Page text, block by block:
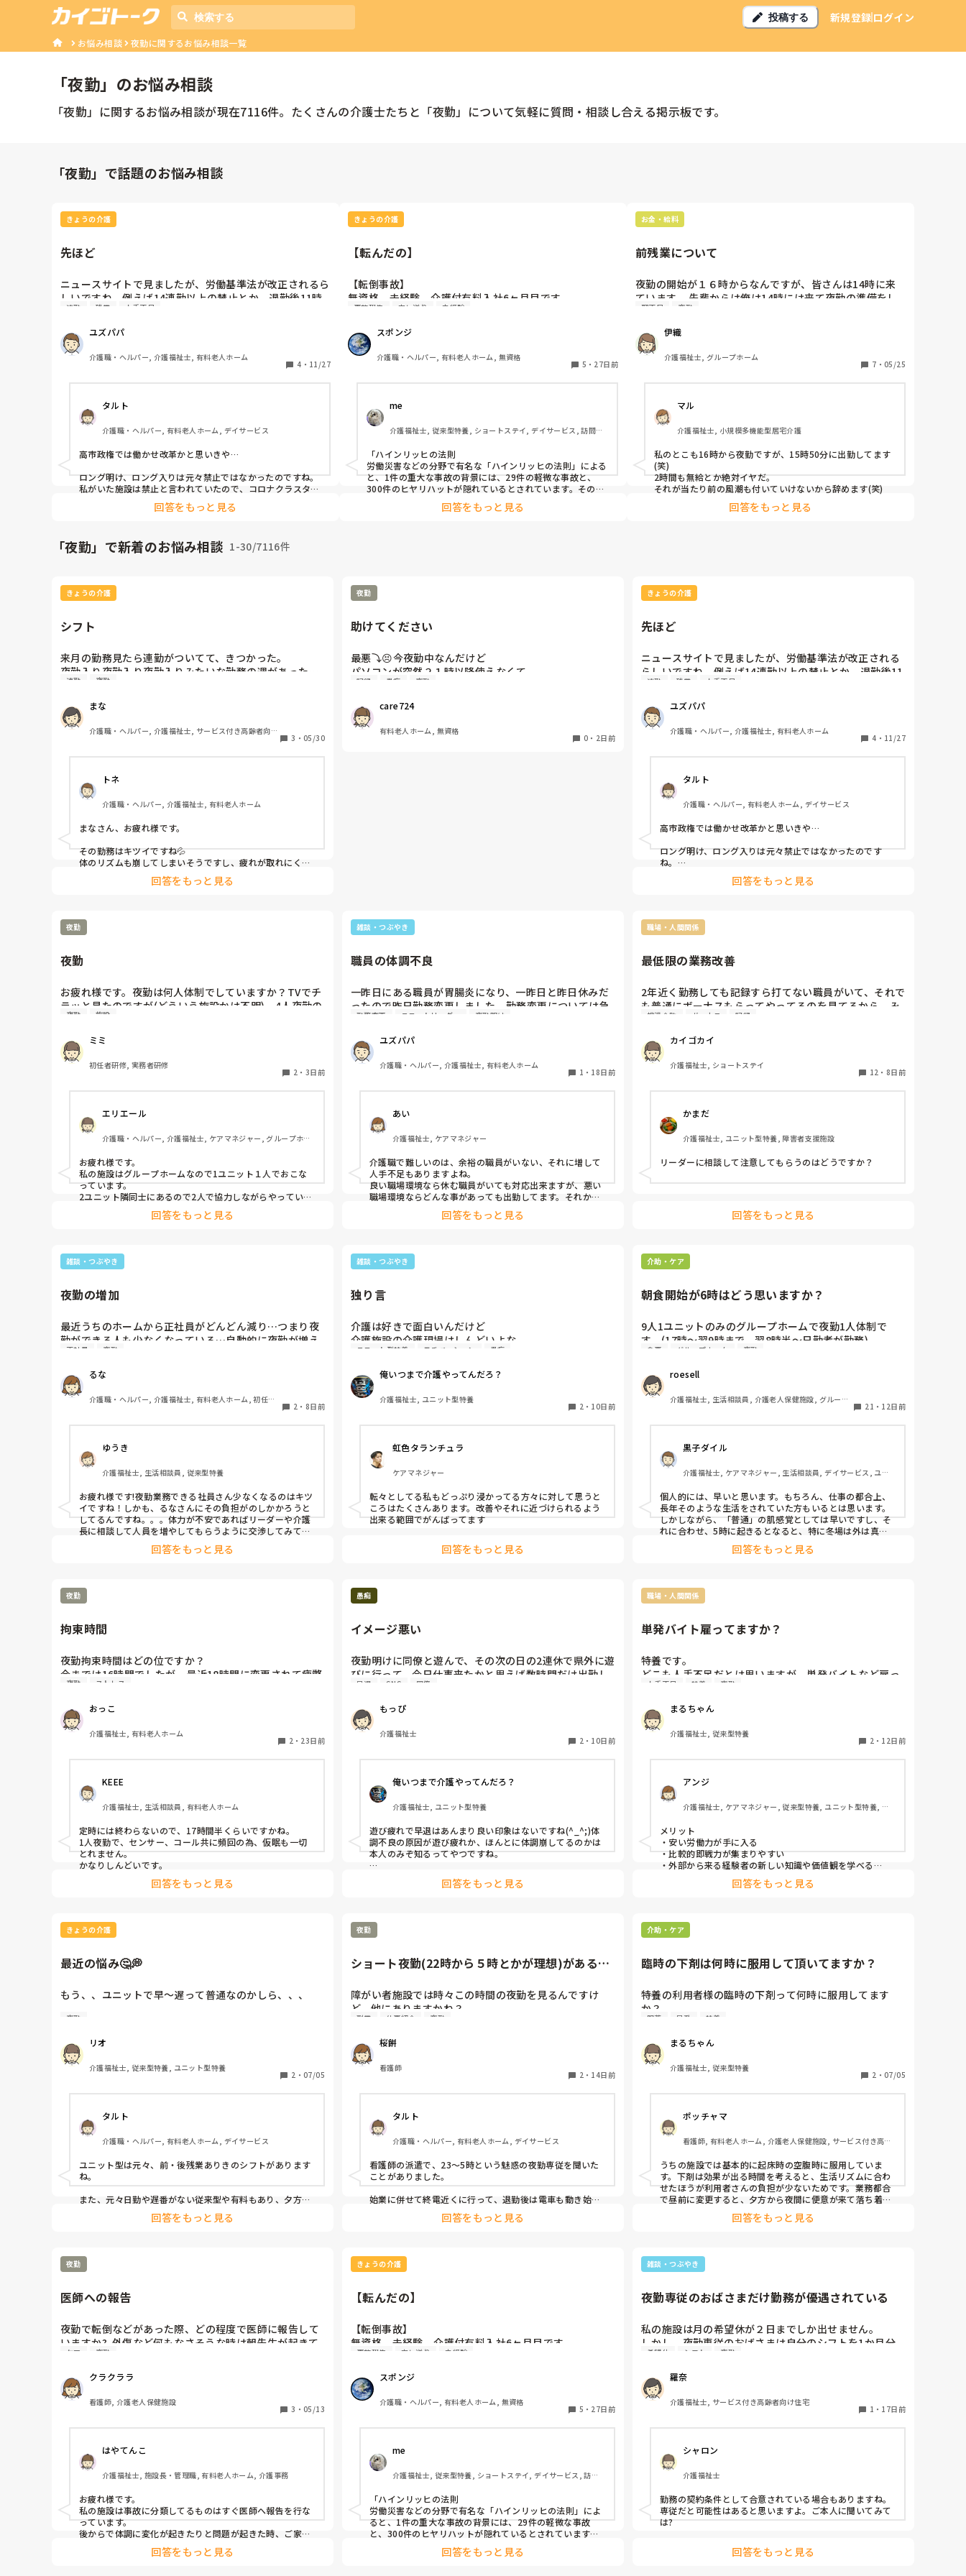
投稿する 新規登録ログイン
お悩み相談 夜勤に関するお悩み相談一覧
「夜勤」のお悩み相談
「夜勤」に関するお悩み相談が現在7116件。たくさんの介護士たちと「夜勤」について気軽に質問・相談し合える掲示板です。
「夜勤」で話題のお悩み相談
きょうの介護
先ほど
ニュースサイトで見ましたが、労働基準法が改正されるら
しいですね。例えば14連勤以上の禁止とか、退勤後11時
人手不足で残業だらけなので、退勤後より次の勤務開始ま
で11時間も開かない日もあります。例えば22時〜８時ま
でのショート夜勤で９時半くらいまで残業し、そこから帰
ってだと夜出勤まで７時間くらいしか休めないし10時〜
19時までで21時まで残業すると半日後にはまたここにい
ど、ビミョーですね
連勤 残業 人手不足
ユズパパ
介護職・ヘルパー, 介護福祉士, 有料老人ホーム
4 ・ 11/27
タルト
介護職・ヘルパー, 有料老人ホーム, デイサービス
高市政権では働かせ改革かと思いきや…
ロング明け、ロング入りは元々禁止ではなかったのですね。
私がいた施設は禁止と言われていたので、コロナクラスター
の時のみやってて、通常は問題なかったのですが、どこの施
設もよくやってますよね。
また、遅番22時→早番7時、日勤8時なんてよくあります
し…
運送業者も働かせ改革でもっと走れるとかニュースでやって
たような…
国がやることは現場に則してないですよね。
回答をもっと見る
きょうの介護
【転んだの】
【転倒事故】
無資格、未経験。介護付有料入社6ヶ月目です。
移動時のみ車椅子でほぼ自立の方がいるのですがこの間夜
勤中にトイレからコールがあり伺うと便器と車椅子の間で
尻もちをついて転倒されておりました。【転んだの】と一
言。結果経過観察の指示。
朝事務所が来た際に色んなことを聞かれました。
僕は悪くないことを自分自身でもわかっているのですが尋
問されてる気分になり少し疲れました。
事故が起きる度に罪悪感だったり責任だったり、休みの日
に急変してないかなど不安になります。
あとは外傷などで自分が気付けていなかった箇所などあっ
です🙏！
事故報告 申し送り 未経験
スポンジ
介護職・ヘルパー, 有料老人ホーム, 無資格
5 ・ 27日前
me
介護福祉士, 従来型特養, ショートステイ, デイサービス, 訪問介
「ハインリッヒの法則
労働災害などの分野で有名な「ハインリッヒの法則」による
と、1件の重大な事故の背景には、29件の軽微な事故と、
300件のヒヤリハットが隠れているとされています。そのた
め、ヒヤリハットを早期に把握・共有して改善を行うこと
が、重大事故を防ぐための鍵となります。」
回答をもっと見る
お金・給料
前残業について
夜勤の開始が１６時からなんですが、皆さんは14時に来
ています。 先輩からは俺は14時には来て夜勤の準備をし
確かに１６時の出社には回らないです。
それって無給なんけど、従うべきだと思います？
理不尽 夜勤
伊織
介護福祉士, グループホーム
7 ・ 05/25
マル
介護福祉士, 小規模多機能型居宅介護
私のとこも16時から夜勤ですが、15時50分に出勤してます
(笑)
2時間も無給とか絶対イヤだ。
それが当たり前の風潮も付いていけないから辞めます(笑)
回答をもっと見る
「夜勤」で新着のお悩み相談 1-30/7116件
きょうの介護
シフト
来月の勤務見たら連勤がついてて、きつかった。
夜勤入り夜勤入り夜勤入りみたいな勤務の週があった…
連勤 夜勤
まな
介護職・ヘルパー, 介護福祉士, サービス付き高齢者向け
3 ・ 05/30
トネ
介護職・ヘルパー, 介護福祉士, 有料老人ホーム
まなさん、お疲れ様です。
その勤務はキツイですね💦
体のリズムも崩してしまいそうですし、疲れが取れにくそ
人手不足からの勤務とは思いますが、結構なハードスケジ
倒れないように、程々で頑張って下さい💪
回答をもっと見る
夜勤
助けてください
最悪⤵️😣今夜勤中なんだけど
パソコンが突然２１時以降使えなくて
全然回復しない。ノート型パソコンで記録打ち込み出来
たからよかった。明日朝早急に事務所に報告しなきゃ😭
記録 愚痴 夜勤
care724
有料老人ホーム, 無資格
0 ・ 2日前
きょうの介護
先ほど
ニュースサイトで見ましたが、労働基準法が改正される
らしいですね。例えば14連勤以上の禁止とか、退勤後11
設は人手不足で残業だらけなので、退勤後より次の勤務
開始まで11時間も開かない日もあります。例えば22時〜
８時までのショート夜勤で９時半くらいまで残業し、そ
こから帰ってだと夜出勤まで７時間くらいしか休めない
し10時〜19時までで21時まで残業すると半日後にはまた
ーフですけど、ビミョーですね
連勤 残業 人手不足
ユズパパ
介護職・ヘルパー, 介護福祉士, 有料老人ホーム
4 ・ 11/27
タルト
介護職・ヘルパー, 有料老人ホーム, デイサービス
高市政権では働かせ改革かと思いきや…
ロング明け、ロング入りは元々禁止ではなかったのです
ね。
私がいた施設は禁止と言われていたので、コロナクラスタ
ーの時のみやってて、通常は問題なかったのですが、どこ
また、遅番22時→早番7時、日勤8時なんてよくあります
ますますシフトが回らなくなるかもしれませんね。
てたような…
国がやることは現場に則してないですよね。
回答をもっと見る
夜勤
夜勤
お疲れ様です。夜勤は何人体制でしていますか？TVでチ
ラッと見たのですが(どういう施設かは不明)、4人夜勤の
夜勤 施設
ミミ
初任者研修, 実務者研修
2 ・ 3日前
エリエール
介護職・ヘルパー, 介護福祉士, ケアマネジャー, グループホー
お疲れ様です。
私の施設はグループホームなので1ユニット１人でおこな
っています。
2ユニット隣同士にあるので2人で協力しながらやっていま
回答をもっと見る
雑談・つぶやき
職員の体調不良
一昨日にある職員が胃腸炎になり、一昨日と昨日休みだ
ったので昨日勤務変更しました。勤務変更については急
です。ただ今の施設がショート夜勤であり該当職員は今
日夜勤で明日明けで帰った夜にまた夜勤。病み上がりで
それじゃキツいだろうと思って該当職員から電話きたら
変わるとリーダーに言ってあったんですが…。その人の
体調とか大丈夫だろうか…⁇
勤務変更 ユニットリーダー 夜勤明け
ユズパパ
介護職・ヘルパー, 介護福祉士, 有料老人ホーム
1 ・ 18日前
あい
介護福祉士, ケアマネジャー
介護職で難しいのは、余裕の職員がいない、それに増して
人手不足もありますよね。
良い職場環境なら休む職員がいても対応出来ますが、悪い
職場環境ならどんな事があっても出勤してます。それか
ら、心身壊れて辞めて行く。
話しは違いますが、介護現場って世間で言われているより
回答をもっと見る
職場・人間関係
最低限の業務改善
2年近く勤務しても記録すら打てない職員がいて、それで
も普通にボーナスもらってやってるのを見てるから、み
と、オムツの在庫もない、段ボールのゴミは積み上がっ
たまま、手袋の在庫もない。排泄介助もしないまま退勤
してる。とかそんな感じになってきた。もちろん髭剃り
も爪切りもしてない。
これどうしたら改善されると思いますか？？
排泄介助 ボーナス 記録
カイゴカイ
介護福祉士, ショートステイ
12 ・ 8日前
かまだ
介護福祉士, ユニット型特養, 障害者支援施設
リーダーに相談して注意してもらうのはどうですか？
回答をもっと見る
雑談・つぶやき
夜勤の増加
最近うちのホームから正社員がどんどん減り…つまり夜
勤ができる人も少なくなっている…自動的に夜勤が増え
どうか…
正社員 夜勤
るな
介護職・ヘルパー, 介護福祉士, 有料老人ホーム, 初任者
2 ・ 8日前
ゆうき
介護福祉士, 生活相談員, 従来型特養
お疲れ様です!夜勤業務できる社員さん少なくなるのはキツ
イですね！しかも、るなさんにその負担がのしかかろうと
してるんですね。。。体力が不安であればリーダーや介護
長に相談して人員を増やしてもらうように交渉してみては
回答をもっと見る
雑談・つぶやき
独り言
介護は好きで面白いんだけど
介護施設の介護現場はしんどいよな。
最近夜勤がもうほんとにやりたくない。
普通に夜寝たい。
でも夜勤やらないと常勤にはなれないし、給料も下が
毎日風呂とレクあってめんどくさそう。笑
最近仕事のモチベがほんとにない。
無難に事故なく淡々と仕事こなせればいいやって感じに
なってきてしまったな。
なかなかにやばいよな。あれ？なんかこの施設変かも？
ってちょこちょこ思う。
この施設にどっぷり浸かってる職員は違和感はなく、俺
と同じように転職してきた職員は違和感を感じるってや
視野狭いなぁと思ったり、なんか意見してもめんどくさ
くなるから黙っとこってなったり。
ユニット型特養 モチベーション 愚痴
俺いつまで介護やってんだろ？
介護福祉士, ユニット型特養
2・ 10日前
虹色タランチュラ
ケアマネジャー
転々としてる私もどっぷり浸かってる方々に対して思うと
ころはたくさんあります。改善やそれに近づけられるよう
出来る範囲でがんばってます
回答をもっと見る
介助・ケア
朝食開始が6時はどう思いますか？
9人1ユニットのみのグループホームで夜勤1人体制で
す。(17時〜翌9時まで、翌8時半〜日勤者が勤務)
洗い、茶碗片付け)もします。(作る時間は夜勤者の自由)
9時〜午前の活動開始です。
私自身は日勤のみで、グループホームでの夜勤はしたこ
とがありません。
再度起こして検温・バイタル測定をしていますが、利用
者・スタッフ共に負担がかかってるのではと思っていま
6時に朝食のために5時頃から利用者を起こし、食後にま
た寝て1時間で起こしと、1人夜勤で忙しいだろうに、ト
イレ・居室誘導が必要な利用者もいると時間がもったい
ないし利用者もゆっくりできないのではと思います。
私が出勤する頃には、夜勤者によっては慌ただしくして
いる方もいて、朝食時間を遅らせてそのまま食堂にいて
夜勤者に話を聞いたことがありますが、「長年続いてい
るから」「そのように業務するよう言われているから」
い」と言われました。
ため、実際に夜勤をしているスタッフに問題ないと言わ
れるとそこで話が終わってしまいます。
のかもしれませんが、このように朝食時間が早い施設は
ありますか？
食事 グループホーム 夜勤
roesell
介護福祉士, 生活相談員, 介護老人保健施設, グループ
21 ・ 12日前
黒子ダイル
介護福祉士, ケアマネジャー, 生活相談員, デイサービス, ユニ
個人的には、早いと思います。もちろん、仕事の都合上、
長年そのような生活をされていた方もいるとは思います。
しかしながら、「普通」の肌感覚としては早いですし、そ
れに合わせ、5時に起きるとなると、特に冬場は外は真っ
暗。一般的には、8時前後が施設の標準かと思いますし、
本来のグループホームの理念である、これまでの生活の継
回答をもっと見る
夜勤
拘束時間
夜勤拘束時間はどの位ですか？
今までは16時間でしたが、最近18時間に変更されて疲弊
夜勤 ストレス
おっこ
介護福祉士, 有料老人ホーム
2・ 23日前
KEEE
介護福祉士, 生活相談員, 有料老人ホーム
定時には終わらないので、17時間半くらいですかね。
1人夜勤で、センサー、コール共に頻回の為、仮眠も一切
とれません。
かなりしんどいです。
回答をもっと見る
愚痴
イメージ悪い
夜勤明けに同僚と遊んで、その次の日の2連休で県外に遊
びに行って、今日仕事来たかと思えば数時間だけ出勤し
SNSにあげるから全部筒抜けだし、遊んでおいて疲れが
出たのか、それで早退だったとしたらだいぶイメージ
が。
職場の人何人も繋がって、それなりの人がその流れを知
ってるのに。
早退 SNS 同僚
もっぴ
介護福祉士
2・ 10日前
俺いつまで介護やってんだろ？
介護福祉士, ユニット型特養
遊び疲れで早退はあんまり良い印象はないですね(^_^;)体
調不良の原因が遊び疲れか、ほんとに体調崩してるのかは
本人のみぞ知るってやつですね。
若い時はオールしちゃっても早番ならなんとか乗り切れた
りしますけどね。早退は半分体調不良とサボりの狭間だっ
回答をもっと見る
職場・人間関係
単発バイト雇ってますか？
特養です。
どこも人手不足だとは思いますが、単発バイトなど雇っ
うちは昼間に入浴で募集してますが、夜勤でも募集する
か検討中です。
夜勤で募集したときのメリット、デメリット教えて下さ
人手不足 特養 夜勤
まるちゃん
介護福祉士, 従来型特養
2・ 12日前
アンジ
介護福祉士, ケアマネジャー, 従来型特養, ユニット型特養, 居
メリット
・安い労働力が手に入る
・比較的即戦力が集まりやすい
・外部から来る経験者の新しい知識や価値観を学べる
る
・比較的即戦力が来るが、人をアゴで使うような古い社員
・外部から来る新しい知識や価値観を真っ向否定して自分
たちのやり方をしない人を批判してトラブルが起こりやす
回答をもっと見る
きょうの介護
最近の悩み🤔💭
もう、、ユニットで早～遅って普通なのかしら、、、
夜勤に加え月8〜9回、、、
仕事自体はそんなきつくないのだけど、、
なんだろう、、ずーっとユニット内にいると
人と喋りたくなる笑(利用者さんはほぼ話せない＆話さな
夜勤
リオ
介護福祉士, 従来型特養, ユニット型特養
2 ・ 07/05
タルト
介護職・ヘルパー, 有料老人ホーム, デイサービス
ユニット型は元々、前・後残業ありきのシフトがあります
ね。
また、元々日勤や遅番がない従来型や有料もあり、夕方か
らは単発を入れたり、早番が残業して、概ね18時までに就
寝介助しており、夜勤が18時からフロアに1人になり、か
長時間勤務となるので精神的にキツイですよね。
回答をもっと見る
夜勤
ショート夜勤(22時から５時とかが理想)がある施
障がい者施設では時々この時間の夜勤を見るんですけ
ど、他にありますかね？
間だと厳しくて短めの夜勤探してます。
先述の障がい者施設は受けたんですけど、今その時間は
いっぱいだからロングしかないと言われたり、求人に
「勤務時間は相談可」と書いてあったから相談してみて
もあっさり無理ですね～と返されたりで全然見つかりま
24時間営業の飲食店とかしかないのかなぁって思いま
す。
副業 仕事紹介 夜勤
桜餅
看護師
2・ 14日前
タルト
介護職・ヘルパー, 有料老人ホーム, デイサービス
看護師の派遣で、23〜5時という魅惑の夜勤専従を聞いた
ことがありました。
始業に併せて終電近くに行って、退勤後は電車も動き始め
ているというもので、通勤ラッシュにも遭わないし、羨ま
しいなと思いました。 回答をもっと見る
介助・ケア
臨時の下剤は何時に服用して頂いてますか？
特養の利用者様の臨時の下剤って何時に服用してます
か？
したが夜勤者や早番が忙しいやらで日勤者が昼前に服用
するようになってしまいました。
当然、昼前に服用すると就寝時頃より落ち着かなくなる
利用者も出てきてしまいます。
みなさんのところは何時に服用するとか決まってます
服薬 早番 特養
まるちゃん
介護福祉士, 従来型特養
2 ・ 07/05
ポッチャマ
看護師, 有料老人ホーム, 介護老人保健施設, サービス付き高齢
うちの施設では基本的に起床時の空腹時に服用していま
す。下剤は効果が出る時間を考えると、生活リズムに合わ
せたほうが利用者さんの負担が少ないためです。業務都合
で昼前に変更すると、夕方から夜間に便意が来て落ち着か
ない方もいるので、できるだけ服用時間は変えないように
しています。やむを得ず変更する場合は、医師や看護師と
回答をもっと見る
夜勤
医師への報告
夜勤で転倒などがあった際、どの程度で医師に報告して
いますか?  外傷など何もなさそうな時は朝先生が起きて
に報告するべきなのか迷ってしまいます。
ケア 夜勤
クラクララ
看護師, 介護老人保健施設
3 ・ 05/13
はやてんこ
介護福祉士, 施設長・管理職, 有料老人ホーム, 介護事務
お疲れ様です。
私の施設は事故に分類してるものはすぐ医師へ報告を行な
っています。
後からで体調に変化が起きたりと問題が起きた時、ご家族
からも突っ込まれる要因になりますので。
回答をもっと見る
きょうの介護
【転んだの】
【転倒事故】
無資格、未経験。介護付有料入社6ヶ月目です。
移動時のみ車椅子でほぼ自立の方がいるのですがこの間
夜勤中にトイレからコールがあり伺うと便器と車椅子の
間で尻もちをついて転倒されておりました。【転んだ
の】と一言。結果経過観察の指示。
朝事務所が来た際に色んなことを聞かれました。
僕は悪くないことを自分自身でもわかっているのですが
尋問されてる気分になり少し疲れました。
事故が起きる度に罪悪感だったり責任だったり、休みの
日に急変してないかなど不安になります。
あとは外傷などで自分が気付けていなかった箇所などあ
事故報告 申し送り 未経験
スポンジ
介護職・ヘルパー, 有料老人ホーム, 無資格
5 ・ 27日前
me
介護福祉士, 従来型特養, ショートステイ, デイサービス, 訪問
「ハインリッヒの法則
労働災害などの分野で有名な「ハインリッヒの法則」によ
ると、1件の重大な事故の背景には、29件の軽微な事故
と、300件のヒヤリハットが隠れているとされています。
そのため、ヒヤリハットを早期に把握・共有して改善を行
うことが、重大事故を防ぐための鍵となります。」
回答をもっと見る
雑談・つぶやき
夜勤専従のおばさまだけ勤務が優遇されている
私の施設は月の希望休が２日までしか出せません。
しかし、夜勤専従のおばさまは自分のシフトを1か月分
その人のシフトは絶対で、その人を基準に他の人のシフ
トが作られます。
それっておかしくないですか？
希望休 シフト 夜勤
羅奈
介護福祉士, サービス付き高齢者向け住宅
1 ・ 17日前
シャロン
介護福祉士
勤務の契約条件として合意されている場合もありますね。
専従だと可能性はあると思いますよ。ご本人に聞いてみて
は?
回答をもっと見る